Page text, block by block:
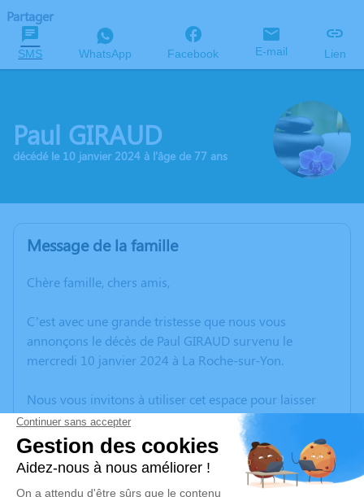
Partager
SMS WhatsApp Facebook E-mail Lien
Paul GIRAUD
décédé le 10 janvier 2024 à l'âge de 77 ans
Message de la famille
Chère famille, chers amis,
C’est avec une grande tristesse que nous vous
annonçons le décès de Paul GIRAUD survenu le
mercredi 10 janvier 2024 à La Roche-sur-Yon.
Nous vous invitons à utiliser cet espace pour laisser
vos condoléances, partager des photos souvenirs, une
anecdote ou exprimer vos pensées à travers des
poèmes ou des textes. Cet endroit est un lieu
d'expression dédié à honorer la mémoire de Paul